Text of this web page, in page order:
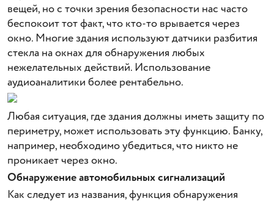
вещей, но с точки зрения безопасности нас часто
беспокоит тот факт, что кто-то врывается через
окно. Многие здания используют датчики разбития
стекла на окнах для обнаружения любых
нежелательных действий. Использование
аудиоаналитики более рентабельно.
Любая ситуация, где здания должны иметь защиту по
периметру, может использовать эту функцию. Банку,
например, необходимо убедиться, что никто не
проникает через окно.
Обнаружение автомобильных сигнализаций
Как следует из названия, функция обнаружения